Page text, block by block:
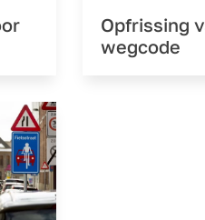
Opfrissing
wegcode